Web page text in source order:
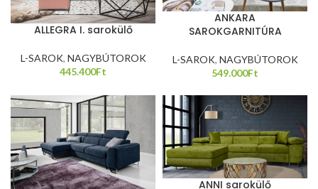
ALLEGRA I. sarokülő
L-SAROK, NAGYBÚTOROK
445.400Ft
ANKARA
SAROKGARNITÚRA
L-SAROK, NAGYBÚTOROK
549.000Ft
ANNI sarokülő